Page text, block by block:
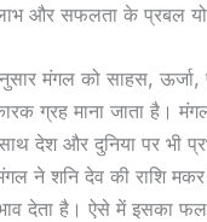
और सफलता के प्रबल
मंगल को साहस, ऊर्जा,
ग्रह माना जाता है।
देश और दुनिया पर भी
ने शनि देव की राशि
देता है। ऐसे में इसका